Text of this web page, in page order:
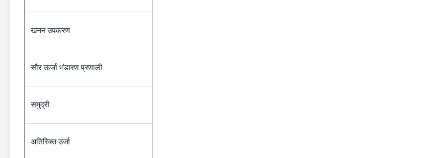
खनन उपकरण
सौर ऊर्जा भंडारण प्रणाली
समुद्री
अतिरिक्त उर्जा